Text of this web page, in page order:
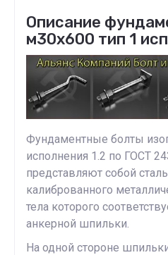
Описание
м30х600 тип 1
Фундаментные болты
исполнения 1.2 по ГОСТ
представляют собой
калиброванного
тела которого
анкерной шпильки.
На одной стороне